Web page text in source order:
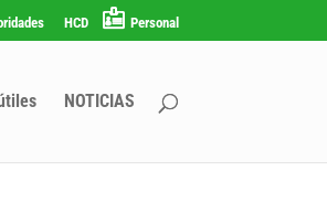
HCD Personal
NOTICIAS